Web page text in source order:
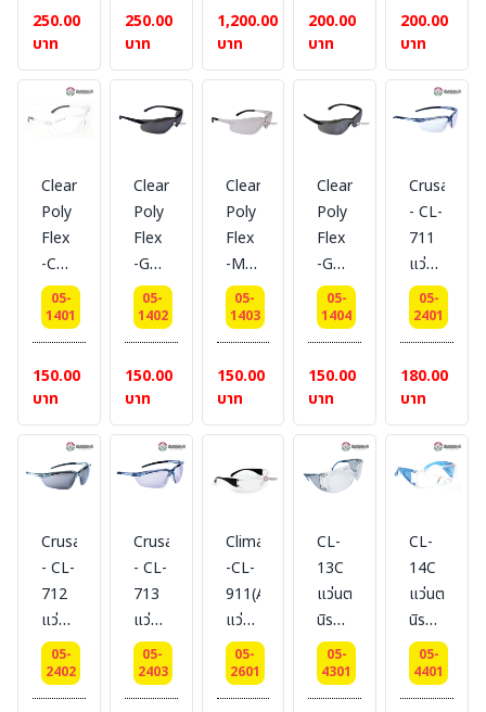
250.00
บาท
ปรอท
#
BESTSAFE
250.00
บาท
lens
#
BESTSAFE
1,200.00
บาท
200.00
บาท
ปรอท
#
BESTSAFE
200.00
บาท
Clear
Poly
Flex
-C
แว่นตา
นิรภัย
เลนส์
ใส #
BESTSAFE
05-
1401
150.00
บาท
Clear
Poly
Flex
-G
แว่นตา
นิรภัย
เลนส์
ดำ #
BESTSAFE
05-
1402
150.00
บาท
Clear
Poly
Flex
-M
แว่นตา
นิรภัย
เลนส์
ใส
ฉาบ
ปรอท
BESTSAFE
05-
1403
150.00
บาท
Clear
Poly
Flex
-GM
แว่นตา
นิรภัย
เลนส์
ดำ
ฉาบ
ปรอท
BESTSAFE
05-
1404
150.00
บาท
Crusader
- CL-
711
แว่นตา
นิรภัย
เลนส์
ใส #
BESTSAFE
05-
2401
180.00
บาท
Crusader
- CL-
712
แว่นตา
นิรภัย
เลนส์
ดำ #
05-
2402
Crusader
- CL-
713
แว่นตา
นิรภัย
เลนส์
ใส
05-
2403
Climax
-CL-
911(AF1309)
แว่นตา
นิรภัย
เลนส์
ใส #
05-
2601
CL-
13C
แว่นตา
นิรภัย
ใส-
ครอบ
แว่น
05-
4301
CL-
14C
แว่นตา
นิรภัย
ใส-
ครอบ
แว่น
05-
4401